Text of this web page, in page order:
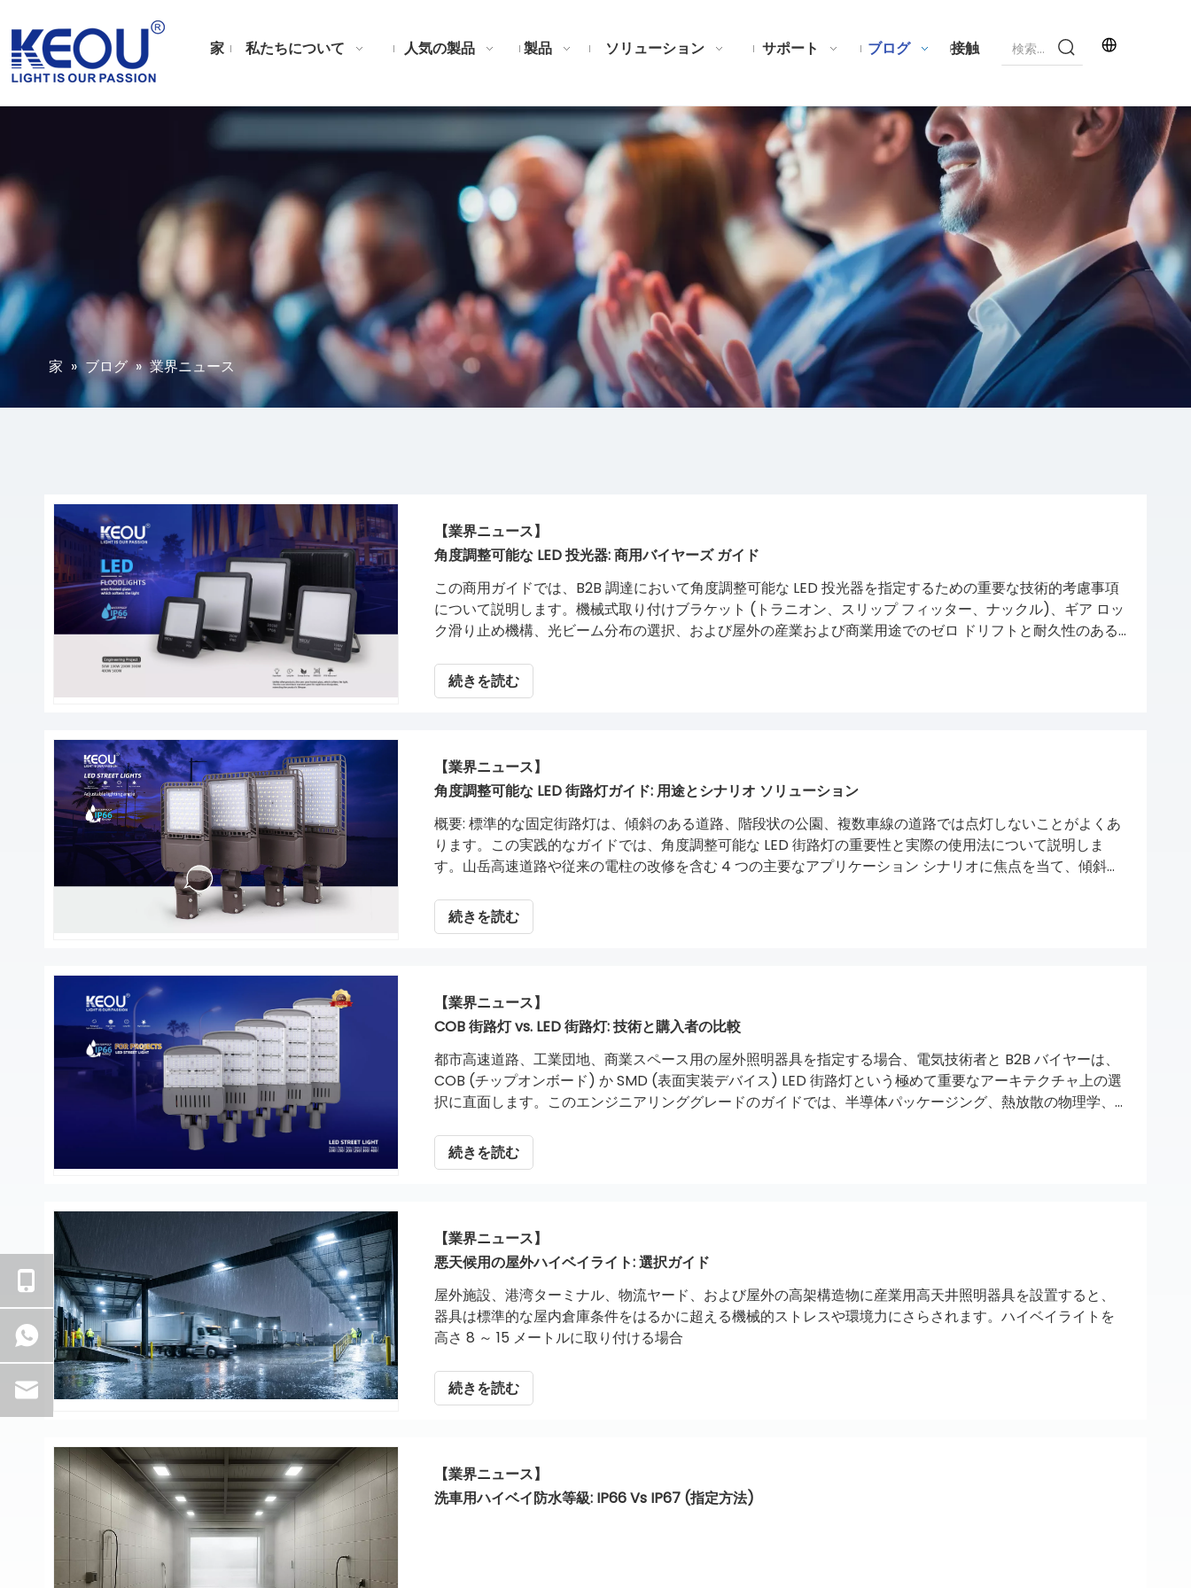
家 私たちについて 人気の製品 製品 ソリューション サポート ブログ 接触
家 » ブログ » 業界ニュース
【業界ニュース】
角度調整可能な LED 投光器: 商用バイヤーズ ガイド
この商用ガイドでは、B2B 調達において角度調整可能な LED 投光器を指定するための重要な技術的考慮事項
について説明します。機械式取り付けブラケット (トラニオン、スリップ フィッター、ナックル)、ギア ロッ
ク滑り止め機構、光ビーム分布の選択、および屋外の産業および商業用途でのゼロ ドリフトと耐久性のある
続きを読む
【業界ニュース】
角度調整可能な LED 街路灯ガイド: 用途とシナリオ ソリューション
概要: 標準的な固定街路灯は、傾斜のある道路、階段状の公園、複数車線の道路では点灯しないことがよくあ
ります。この実践的なガイドでは、角度調整可能な LED 街路灯の重要性と実際の使用法について説明しま
す。山岳高速道路や従来の電柱の改修を含む 4 つの主要なアプリケーション シナリオに焦点を当て、傾斜可
B2B 購入基準の概要を説明します。
続きを読む
【業界ニュース】
COB 街路灯 vs. LED 街路灯: 技術と購入者の比較
都市高速道路、工業団地、商業スペース用の屋外照明器具を指定する場合、電気技術者と B2B バイヤーは、
COB (チップオンボード) か SMD (表面実装デバイス) LED 街路灯という極めて重要なアーキテクチャ上の選
択に直面します。このエンジニアリンググレードのガイドでは、半導体パッケージング、熱放散の物理学、
プロジェクト要件に合わせて理想的な照明器具を選択できるようにします。
続きを読む
【業界ニュース】
悪天候用の屋外ハイベイライト: 選択ガイド
屋外施設、港湾ターミナル、物流ヤード、および屋外の高架構造物に産業用高天井照明器具を設置すると、
器具は標準的な屋内倉庫条件をはるかに超える機械的ストレスや環境力にさらされます。ハイベイライトを
高さ 8 ～ 15 メートルに取り付ける場合
続きを読む
【業界ニュース】
洗車用ハイベイ防水等級: IP66 Vs IP67 (指定方法)